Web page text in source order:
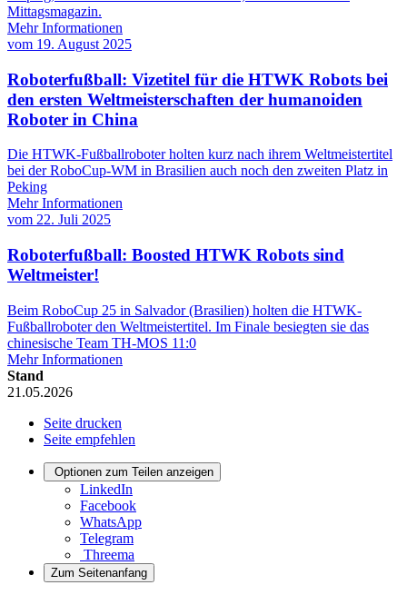
Mittagsmagazin.
Mehr Informationen
vom 19. August 2025
Roboterfußball: Vizetitel für die HTWK Robots bei
den ersten Weltmeisterschaften der humanoiden
Roboter in China
Die HTWK-Fußballroboter holten kurz nach ihrem Weltmeistertitel
bei der RoboCup-WM in Brasilien auch noch den zweiten Platz in
Peking
Mehr Informationen
vom 22. Juli 2025
Roboterfußball: Boosted HTWK Robots sind
Weltmeister!
Beim RoboCup 25 in Salvador (Brasilien) holten die HTWK-
Fußballroboter den Weltmeistertitel. Im Finale besiegten sie das
chinesische Team TH-MOS 11:0
Mehr Informationen
Stand
21.05.2026
Seite drucken
Seite empfehlen
Optionen zum Teilen anzeigen
LinkedIn
Facebook
WhatsApp
Telegram
Threema
Zum Seitenanfang